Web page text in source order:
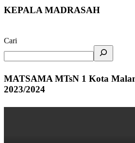
KEPALA MADRASAH
Cari
MATSAMA MTsN 1 Kota
2023/2024